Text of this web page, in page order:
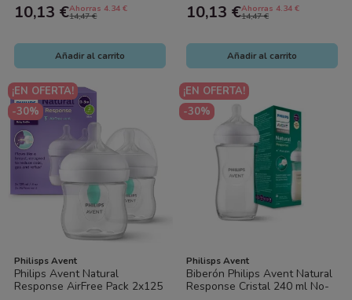
10,13 €Ahorras 4.34 €
14,47 €
Añadir al carrito
10,13 €Ahorras 4.34 €
14,47 €
Añadir al carrito
¡EN OFERTA!
-30%
Philisps Avent
Philips Avent Natural
Response AirFree Pack 2x125
¡EN OFERTA!
-30%
Philisps Avent
Biberón Philips Avent Natural
Response Cristal 240 ml No-